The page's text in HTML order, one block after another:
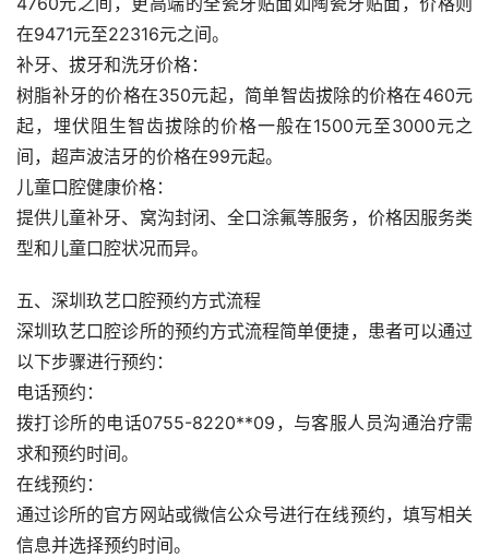
在9471元至22316元之间。
补牙、拔牙和洗牙价格：
树脂补牙的价格在350元起，简单智齿拔除的价格在460元
起，埋伏阻生智齿拔除的价格一般在1500元至3000元之
间，超声波洁牙的价格在99元起。
儿童口腔健康价格：
提供儿童补牙、窝沟封闭、全口涂氟等服务，价格因服务类
型和儿童口腔状况而异。
五、深圳玖艺口腔预约方式流程
深圳玖艺口腔诊所的预约方式流程简单便捷，患者可以通过
以下步骤进行预约：
电话预约：
拨打诊所的电话0755-8220**09，与客服人员沟通治疗需
求和预约时间。
在线预约：
通过诊所的官方网站或微信公众号进行在线预约，填写相关
信息并选择预约时间。